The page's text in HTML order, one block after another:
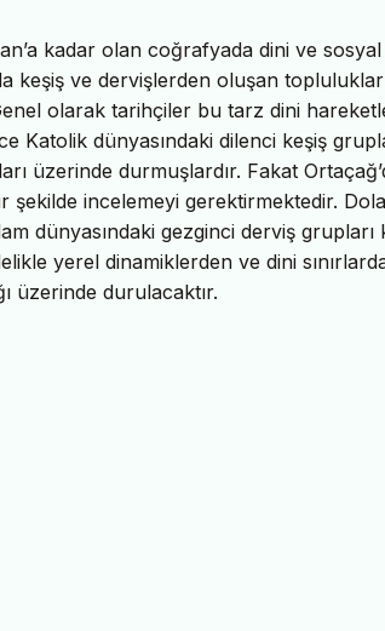
kadar olan coğrafyada dini ve
keşiş ve dervişlerden oluşan
olarak tarihçiler bu tarz dini
Katolik dünyasındaki dilenci keşiş
üzerinde durmuşlardır. Fakat
incelemeyi gerektirmektedir.
dünyasındaki gezginci derviş grupları
yerel dinamiklerden ve dini
üzerinde durulacaktır.